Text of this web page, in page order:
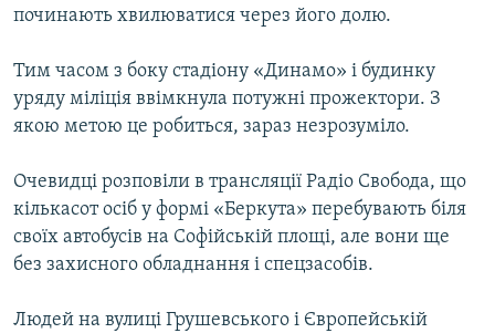
Усі сайти RFE/RL
починають хвилюватися через його долю.
Тим часом з боку стадіону «Динамо» і будинку
уряду міліція ввімкнула потужні прожектори. З
якою метою це робиться, зараз незрозуміло.
Очевидці розповіли в трансляції Радіо Свобода, що
кількасот осіб у формі «Беркута» перебувають біля
своїх автобусів на Софійській площі, але вони ще
без захисного обладнання і спецзасобів.
Людей на вулиці Грушевського і Європейській